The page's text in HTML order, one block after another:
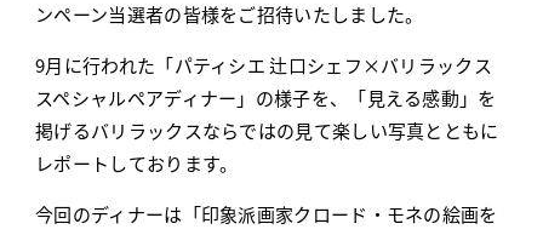
ンペーン当選者の皆様をご招待いたしました。
9月に行われた「パティシエ 辻口シェフ×バリラックス
スペシャルペアディナー」の様子を、「見える感動」を
掲げるバリラックスならではの見て楽しい写真とともに
レポートしております。
今回のディナーは「印象派画家クロード・モネの絵画を